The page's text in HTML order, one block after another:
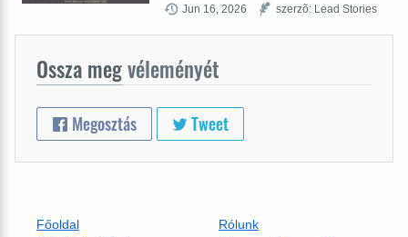
Jun 16, 2026 szerzõ: Lead Stories
Ossza megvéleményét
Megosztás Tweet
Főoldal
Rólunk